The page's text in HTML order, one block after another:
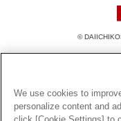
©
このサイトに掲載されている一
を問わず、著作権法の定める範
とを禁じます。
楽曲及びコンテンツは、機種に
We use cookies to
personalize content and